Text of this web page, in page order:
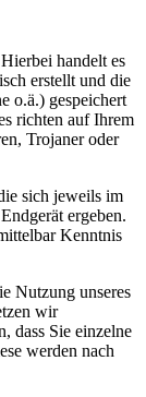
handelt es
erstellt und die
o.ä.) gespeichert
richten auf Ihrem
Trojaner oder
sich jeweils im
ergeben.
Kenntnis
Nutzung unseres
wir
dass Sie einzelne
werden nach